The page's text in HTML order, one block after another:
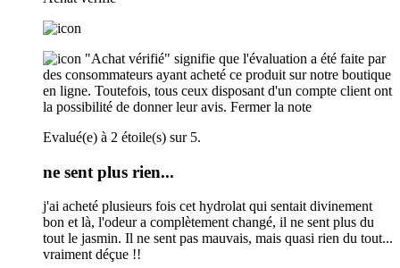
"Achat vérifié" signifie que l'évaluation a été faite par
des consommateurs ayant acheté ce produit sur notre boutique
en ligne. Toutefois, tous ceux disposant d'un compte client ont
la possibilité de donner leur avis. Fermer la note
Evalué(e) à 2 étoile(s) sur 5.
ne sent plus rien...
j'ai acheté plusieurs fois cet hydrolat qui sentait divinement
bon et là, l'odeur a complètement changé, il ne sent plus du
tout le jasmin. Il ne sent pas mauvais, mais quasi rien du tout...
vraiment déçue !!